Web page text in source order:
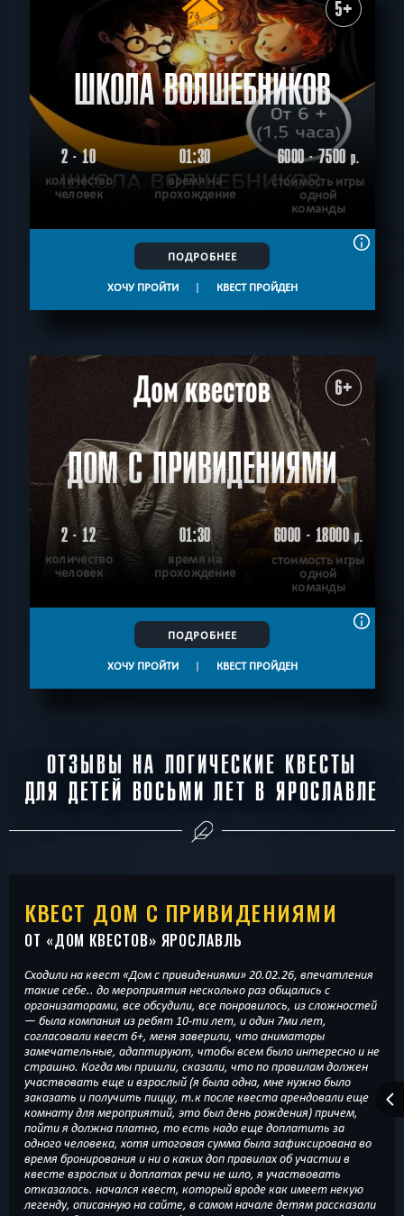
5+
ШКОЛА ВОЛШЕБНИКОВ
2 - 10
количество
человек
01:30
время на
прохождение
6000 - 7500р.
стоимость игры
одной
команды
ПОДРОБНЕЕ
ХОЧУ ПРОЙТИ | КВЕСТ ПРОЙДЕН
6+
ДОМ С ПРИВИДЕНИЯМИ
2 - 12
количество
человек
01:30
время на
прохождение
6000 - 18000р.
стоимость игры
одной
команды
ПОДРОБНЕЕ
ХОЧУ ПРОЙТИ | КВЕСТ ПРОЙДЕН
ОТЗЫВЫ НА ЛОГИЧЕСКИЕ КВЕСТЫ
ДЛЯ ДЕТЕЙ ВОСЬМИ ЛЕТ В ЯРОСЛАВЛЕ
КВЕСТ ДОМ С ПРИВИДЕНИЯМИ
ОТ «ДОМ КВЕСТОВ» ЯРОСЛАВЛЬ
Сходили на квест «Дом с привидениями» 20.02.26, впечатления
такие себе.. до мероприятия несколько раз общались с
организаторами, все обсудили, все понравилось, из сложностей
— была компания из ребят 10-ти лет, и один 7ми лет,
согласовали квест 6+, меня заверили, что аниматоры
замечательные, адаптируют, чтобы всем было интересно и не
страшно. Когда мы пришли, сказали, что по правилам должен
участвовать еще и взрослый (я была одна, мне нужно было
заказать и получить пиццу, т.к после квеста арендовали еще
комнату для мероприятий, это был день рождения) причем,
пойти я должна платно, то есть надо еще доплатить за
одного человека, хотя итоговая сумма была зафиксирована во
время бронирования и ни о каких доп правилах об участии в
квесте взрослых и доплатах речи не шло, я участвовать
отказалась. начался квест, который вроде как имеет некую
легенду, описанную на сайте, в самом начале детям рассказали